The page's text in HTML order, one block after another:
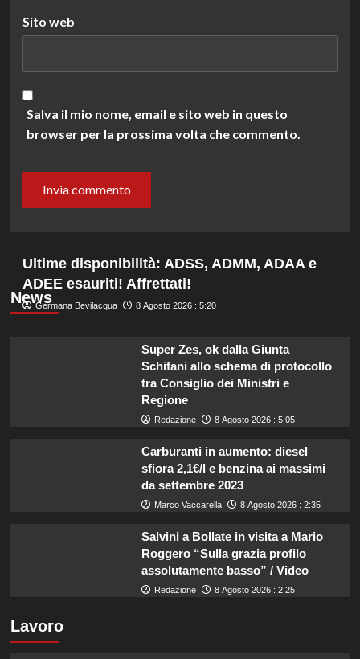
Sito web
Salva il mio nome, email e sito web in questo
browser per la prossima volta che commento.
News
Ultime disponibilità: ADSS, ADMM, ADAA e
ADEE esauriti! Affrettati!
Germana Bevilacqua 8 Agosto 2026 : 5:20
Super Zes, ok dalla Giunta
Schifani allo schema di protocollo
tra Consiglio dei Ministri e
Regione
Redazione 8 Agosto 2026 : 5:05
Carburanti in aumento: diesel
sfiora 2,1€/l e benzina ai massimi
da settembre 2023
Marco Vaccarella 8 Agosto 2026 : 2:35
Salvini a Bollate in visita a Mario
Roggero “Sulla grazia profilo
assolutamente basso” / Video
Redazione 8 Agosto 2026 : 2:25
Lavoro